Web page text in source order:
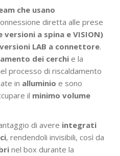
che usano
diretta alle prese
a spina e VISION)
LAB a connettore.
dei cerchie la
processo di riscaldamento
in alluminio e sono
il minimo volume
di avere integrati
, rendendoli invisibili, così da
nel box durante la